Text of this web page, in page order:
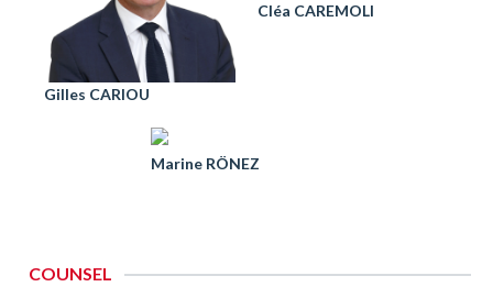
Gilles CARIOU
Cléa CAREMOLI
Marine RÖNEZ
COUNSEL